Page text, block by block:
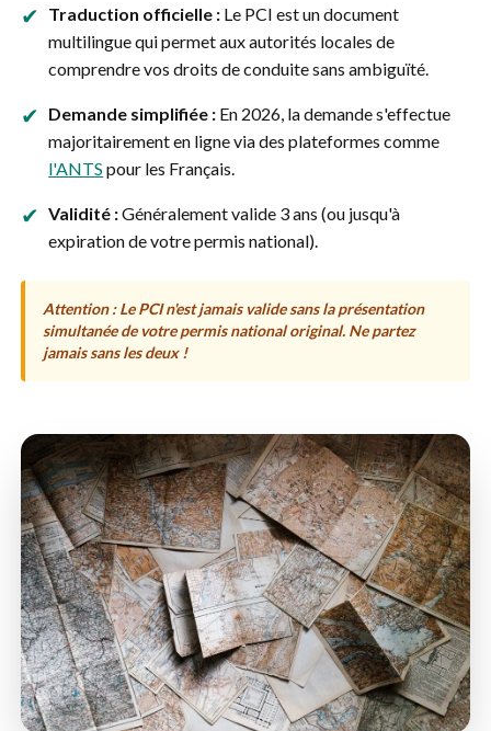
✔ Traduction officielle : Le PCI est un document
multilingue qui permet aux autorités locales de
comprendre vos droits de conduite sans ambiguïté.
✔ Demande simplifiée : En 2026, la demande s'effectue
majoritairement en ligne via des plateformes comme
l'ANTS pour les Français.
✔ Validité :Généralement valide 3 ans (ou jusqu'à
expiration de votre permis national).
Attention : Le PCI n'est jamais valide sans la présentation
simultanée de votre permis national original. Ne partez
jamais sans les deux !